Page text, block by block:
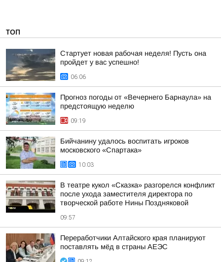
ТОП
Стартует новая рабочая неделя! Пусть она
пройдет у вас успешно!
06:06
Прогноз погоды от «Вечернего Барнаула» на
предстоящую неделю
09:19
Бийчанину удалось воспитать игроков
московского «Спартака»
10:03
В театре кукол «Сказка» разгорелся конфликт
после ухода заместителя директора по
творческой работе Нины Поздняковой
09:57
Переработчики Алтайского края планируют
поставлять мёд в страны АЕЭС